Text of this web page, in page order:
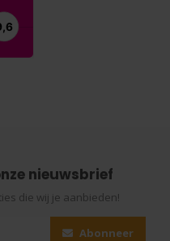
nieuwsbrief
die wij je aanbieden!
Abonneer